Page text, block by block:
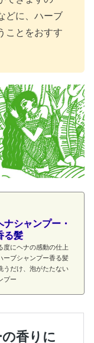
どに、ハーブ
ことをおすす
シャンプー・
る髪
度にヘナの感動の仕上
ーブシャンプー香る髪
うだけ、泡がたたない
プー